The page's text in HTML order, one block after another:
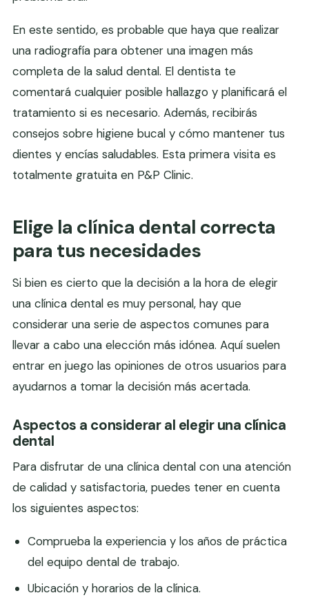
En este sentido, es probable que haya que realizar
una radiografía para obtener una imagen más
completa de la salud dental. El dentista te
comentará cualquier posible hallazgo y planificará el
tratamiento si es necesario. Además, recibirás
consejos sobre higiene bucal y cómo mantener tus
dientes y encías saludables. Esta primera visita es
totalmente gratuita en P&P Clinic.
Elige la clínica dental correcta
para tus necesidades
Si bien es cierto que la decisión a la hora de elegir
una clínica dental es muy personal, hay que
considerar una serie de aspectos comunes para
llevar a cabo una elección más idónea. Aquí suelen
entrar en juego las opiniones de otros usuarios para
ayudarnos a tomar la decisión más acertada.
Aspectos a considerar al elegir una clínica
dental
Para disfrutar de una clínica dental con una atención
de calidad y satisfactoria, puedes tener en cuenta
los siguientes aspectos:
Comprueba la experiencia y los años de práctica
del equipo dental de trabajo.
Ubicación y horarios de la clínica.